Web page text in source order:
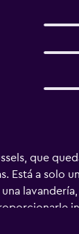
que
Está a solo
y, además,